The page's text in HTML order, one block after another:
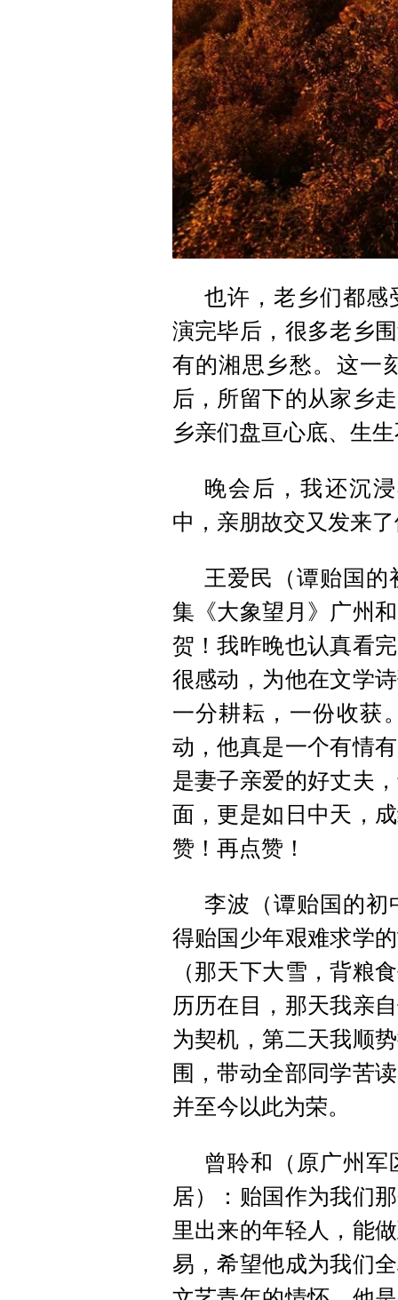
也许，老乡们都感
演完毕后，很多老乡
有的湘思乡愁。这一
后，所留下的从家乡
乡亲们盘亘心底、生
晚会后，我还沉
中，亲朋故交又发来
王爱民（谭贻国
集《大象望月》广州
贺！我昨晚也认真看
很感动，为他在文学
一分耕耘，一份收获
动，他真是一个有情
是妻子亲爱的好丈夫
面，更是如日中天，
赞！再点赞！
李波（谭贻国的
得贻国少年艰难求学
（那天下大雪，背粮
历历在目，那天我亲
为契机，第二天我顺
围，带动全部同学苦
并至今以此为荣。
曾聆和（原广州
居）：贻国作为我们
里出来的年轻人，能
易，希望他成为我们